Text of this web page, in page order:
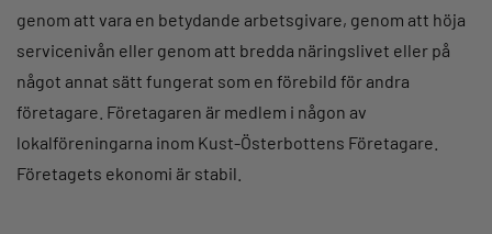
genom att vara en betydande arbetsgivare, genom att höja
servicenivån eller genom att bredda näringslivet eller på
något annat sätt fungerat som en förebild för andra
företagare. Företagaren är medlem i någon av
lokalföreningarna inom Kust-Österbottens Företagare.
Företagets ekonomi är stabil.